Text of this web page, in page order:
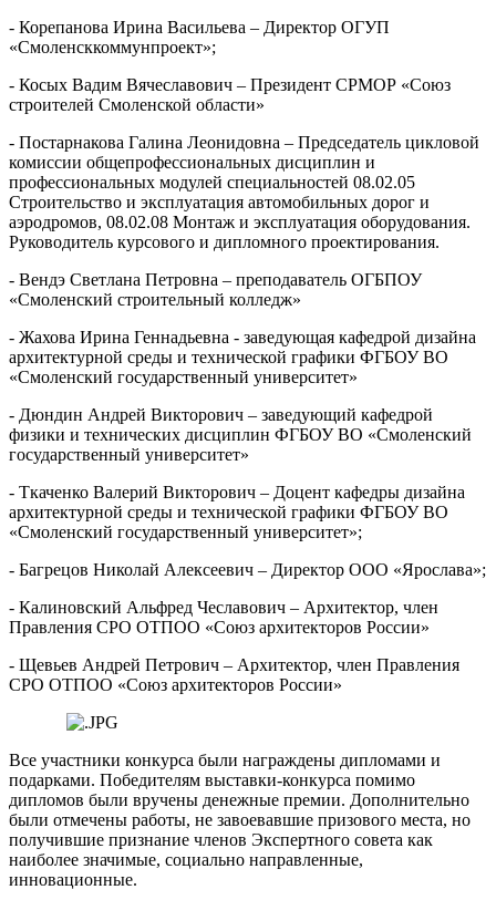
- Корепанова Ирина Васильева – Директор ОГУП
«Смоленсккоммунпроект»;
- Косых Вадим Вячеславович – Президент СРМОР «Союз
строителей Смоленской области»
- Постарнакова Галина Леонидовна – Председатель цикловой
комиссии общепрофессиональных дисциплин и
профессиональных модулей специальностей 08.02.05
Строительство и эксплуатация автомобильных дорог и
аэродромов, 08.02.08 Монтаж и эксплуатация оборудования.
Руководитель курсового и дипломного проектирования.
- Вендэ Светлана Петровна – преподаватель ОГБПОУ
«Смоленский строительный колледж»
- Жахова Ирина Геннадьевна - заведующая кафедрой дизайна
архитектурной среды и технической графики ФГБОУ ВО
«Смоленский государственный университет»
- Дюндин Андрей Викторович – заведующий кафедрой
физики и технических дисциплин ФГБОУ ВО «Смоленский
государственный университет»
- Ткаченко Валерий Викторович – Доцент кафедры дизайна
архитектурной среды и технической графики ФГБОУ ВО
«Смоленский государственный университет»;
- Багрецов Николай Алексеевич – Директор ООО «Ярослава»;
- Калиновский Альфред Чеславович – Архитектор, член
Правления СРО ОТПОО «Союз архитекторов России»
- Щевьев Андрей Петрович – Архитектор, член Правления
СРО ОТПОО «Союз архитекторов России»
Все участники конкурса были награждены дипломами и
подарками. Победителям выставки-конкурса помимо
дипломов были вручены денежные премии. Дополнительно
были отмечены работы, не завоевавшие призового места, но
получившие признание членов Экспертного совета как
наиболее значимые, социально направленные,
инновационные.